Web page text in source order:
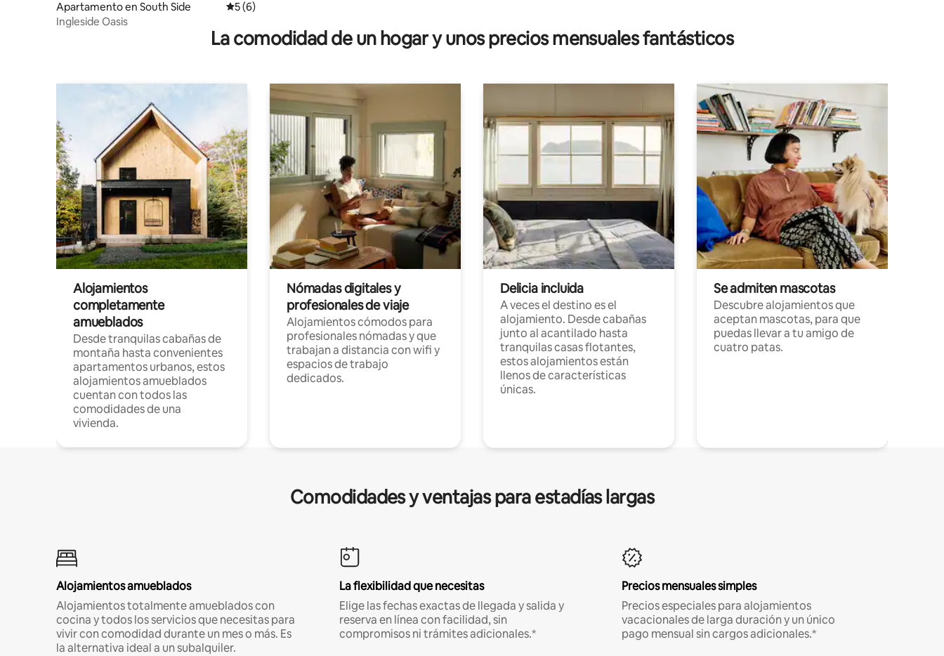
Apartamento en South Side Calificación promedio: 5 de 5, 6 reseñas
5 (6)
Ingleside Oasis
La comodidad de un hogar y unos precios mensuales fantásticos
Alojamientos
completamente
amueblados
Desde tranquilas cabañas de
montaña hasta convenientes
apartamentos urbanos, estos
alojamientos amueblados
cuentan con todos las
comodidades de una
vivienda.
Nómadas digitales y
profesionales de viaje
Alojamientos cómodos para
profesionales nómadas y que
trabajan a distancia con wifi y
espacios de trabajo
dedicados.
Delicia incluida
A veces el destino es el
alojamiento. Desde cabañas
junto al acantilado hasta
tranquilas casas flotantes,
estos alojamientos están
llenos de características
únicas.
Se admiten mascotas
Descubre alojamientos que
aceptan mascotas, para que
puedas llevar a tu amigo de
cuatro patas.
Comodidades y ventajas para estadías largas
Alojamientos amueblados
Alojamientos totalmente amueblados con
cocina y todos los servicios que necesitas para
vivir con comodidad durante un mes o más. Es
la alternativa ideal a un subalquiler.
La flexibilidad que necesitas
Elige las fechas exactas de llegada y salida y
reserva en línea con facilidad, sin
compromisos ni trámites adicionales.*
Precios mensuales simples
Precios especiales para alojamientos
vacacionales de larga duración y un único
pago mensual sin cargos adicionales.*